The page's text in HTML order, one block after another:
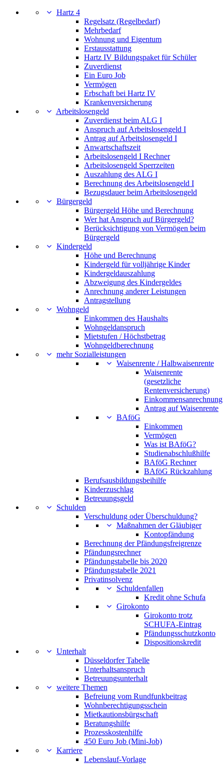
Hartz 4
Regelsatz (Regelbedarf)
Mehrbedarf
Wohnung und Eigentum
Erstausstattung
Hartz IV Bildungspaket für Schüler
Zuverdienst
Ein Euro Job
Vermögen
Erbschaft bei Hartz IV
Krankenversicherung
Arbeitslosengeld
Zuverdienst beim ALG I
Anspruch auf Arbeitslosengeld I
Antrag auf Arbeitslosengeld I
Anwartschaftszeit
Arbeitslosengeld I Rechner
Arbeitslosengeld Sperrzeiten
Auszahlung des ALG I
Berechnung des Arbeitslosengeld I
Bezugsdauer beim Arbeitslosengeld
Bürgergeld
Bürgergeld Höhe und Berechnung
Wer hat Anspruch auf Bürgergeld?
Berücksichtigung von Vermögen beim
Bürgergeld
Kindergeld
Höhe und Berechnung
Kindergeld für volljährige Kinder
Kindergeldauszahlung
Abzweigung des Kindergeldes
Anrechnung anderer Leistungen
Antragstellung
Wohngeld
Einkommen des Haushalts
Wohngeldanspruch
Mietstufen / Höchstbetrag
Wohngeldberechnung
mehr Sozialleistungen
Waisenrente / Halbwaisenrente
Waisenrente
(gesetzliche
Rentenversicherung)
Einkommensanrechnung
Antrag auf Waisenrente
BAföG
Einkommen
Vermögen
Was ist BAföG?
Studienabschlußhilfe
BAföG Rechner
BAföG Rückzahlung
Berufsausbildungsbeihilfe
Kinderzuschlag
Betreuungsgeld
Schulden
Verschuldung oder Überschuldung?
Maßnahmen der Gläubiger
Kontopfändung
Berechnung der Pfändungsfreigrenze
Pfändungsrechner
Pfändungstabelle bis 2020
Pfändungstabelle 2021
Privatinsolvenz
Schuldenfallen
Kredit ohne Schufa
Girokonto
Girokonto trotz
SCHUFA-Eintrag
Pfändungsschutzkonto
Dispositionskredit
Unterhalt
Düsseldorfer Tabelle
Unterhaltsanspruch
Betreuungsunterhalt
weitere Themen
Befreiung vom Rundfunkbeitrag
Wohnberechtigungsschein
Mietkautionsbürgschaft
Beratungshilfe
Prozesskostenhilfe
450 Euro Job (Mini-Job)
Karriere
Lebenslauf-Vorlage